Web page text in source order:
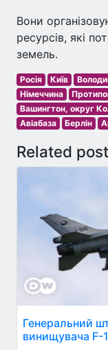
Вони
ресурсів, які
земель.
Росія Київ
Німеччина
Вашингтон, округ
Авіабаза
Берлін
Related
Генеральний
винищувача F-